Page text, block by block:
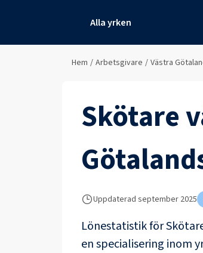
Alla yrken
Hem / Arbetsgivare / Västra
Skötare
Uppdaterad september 2025
Lönestatistik för
en specialisering inom